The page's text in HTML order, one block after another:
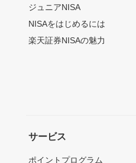
ジュニアNISA
NISAをはじめるには
楽天証券NISAの魅力
サービス
ポイントプログラム